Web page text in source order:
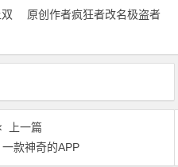
原创作者疯狂者改名极盗者
上一篇
款神奇的APP